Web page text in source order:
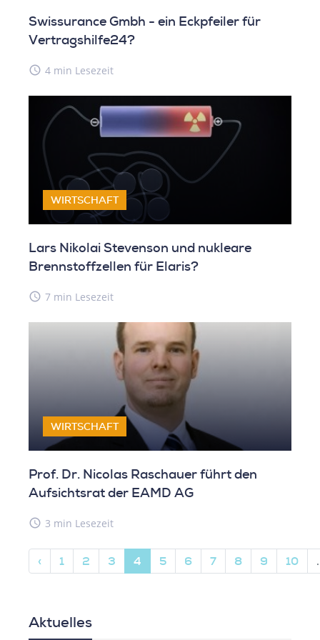
Swissurance Gmbh - ein Eckpfeiler für
Vertragshilfe24?
access_time 4 min Lesezeit
WIRTSCHAFT
Lars Nikolai Stevenson und nukleare
Brennstoffzellen für Elaris?
access_time 7 min Lesezeit
WIRTSCHAFT
Prof. Dr. Nicolas Raschauer führt den
Aufsichtsrat der EAMD AG
access_time 3 min Lesezeit
‹ 1 2 3 4 5 6 7 8 9 10
Aktuelles